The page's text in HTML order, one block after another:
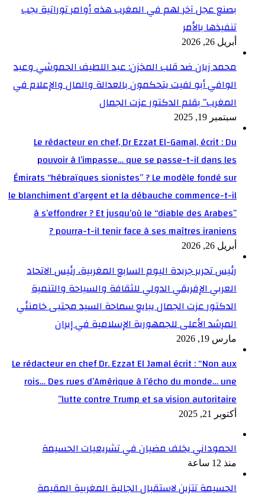
بصنع عجل آخر لهم في المغرب هذه أوامر توراتية يجب
تنفيذها بالأمر
أبريل 26, 2026
محمد زيان ضد قلب المخزن: عبد اللطيف الحموشي وعبد
الوافي أبو لفيت يتحكمون بالعدالة والمال والإعلام في
المغرب” بقلم الدكتور عزت الجمال
سبتمبر 19, 2025
Le rédacteur en chef, Dr Ezzat El-Gamal, écrit : Du
pouvoir à l’impasse… que se passe-t-il dans les
Émirats “hébraïques sionistes” ? Le modèle fondé sur
le blanchiment d’argent et la débauche commence-t-il
à s’effondrer ? Et jusqu’où le “diable des Arabes”
pourra-t-il tenir face à ses maîtres iraniens ?
أبريل 26, 2026
رئيس تحرير جريدة اليوم السابع المغربية، رئيس الاتحاد
العربي الإفريقي الدولي للثقافة والسياحة والتنمية
الدكتور عزت الجمال يبايع سماحة السيد مجتبى خامنئي
المرشد الأعلى للجمهورية الإسلامية في إيران
مارس 19, 2026
Le rédacteur en chef Dr. Ezzat El Jamal écrit : “Non aux
rois… Des rues d’Amérique à l’écho du monde… une
lutte contre Trump et sa vision autoritaire”
أكتوبر 21, 2025
الحموداني يخلف مضيان في تشريعيات الحسيمة
منذ 12 ساعة
الحسيمة تتزين لاستقبال الجالية المغربية المقيمة